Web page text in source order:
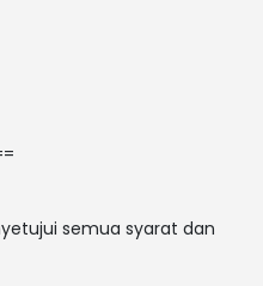
semua syarat dan